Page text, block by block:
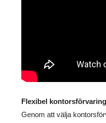
Flexibel
Genom att välja